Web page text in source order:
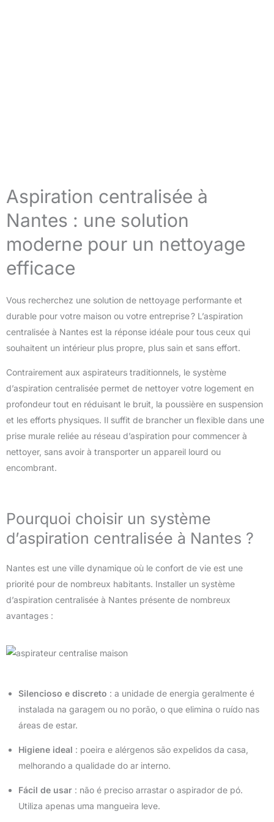
Aspiration centralisée à
Nantes : une solution
moderne pour un nettoyage
efficace
Vous recherchez une solution de nettoyage performante et
durable pour votre maison ou votre entreprise ? L’aspiration
centralisée à Nantes est la réponse idéale pour tous ceux qui
souhaitent un intérieur plus propre, plus sain et sans effort.
Contrairement aux aspirateurs traditionnels, le système
d’aspiration centralisée permet de nettoyer votre logement en
profondeur tout en réduisant le bruit, la poussière en suspension
et les efforts physiques. Il suffit de brancher un flexible dans une
prise murale reliée au réseau d’aspiration pour commencer à
nettoyer, sans avoir à transporter un appareil lourd ou
encombrant.
Pourquoi choisir un système
d’aspiration centralisée à Nantes ?
Nantes est une ville dynamique où le confort de vie est une
priorité pour de nombreux habitants. Installer un système
d’aspiration centralisée à Nantes présente de nombreux
avantages :
Silencioso e discreto : a unidade de energia geralmente é
instalada na garagem ou no porão, o que elimina o ruído nas
áreas de estar.
Higiene ideal : poeira e alérgenos são expelidos da casa,
melhorando a qualidade do ar interno.
Fácil de usar : não é preciso arrastar o aspirador de pó.
Utiliza apenas uma mangueira leve.